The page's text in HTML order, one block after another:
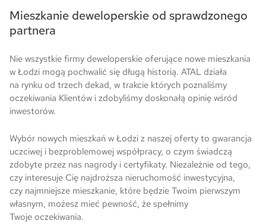
Mieszkanie deweloperskie od sprawdzonego
partnera
Nie wszystkie firmy deweloperskie oferujące nowe mieszkania
w Łodzi mogą pochwalić się długą historią. ATAL działa
na rynku od trzech dekad, w trakcie których poznaliśmy
oczekiwania Klientów i zdobyliśmy doskonałą opinię wśród
inwestorów.
Wybór nowych mieszkań w Łodzi z naszej oferty to gwarancja
uczciwej i bezproblemowej współpracy, o czym świadczą
zdobyte przez nas nagrody i certyfikaty. Niezależnie od tego,
czy interesuje Cię najdroższa nieruchomość inwestycyjna,
czy najmniejsze mieszkanie, które będzie Twoim pierwszym
własnym, możesz mieć pewność, że spełnimy
Twoje oczekiwania.